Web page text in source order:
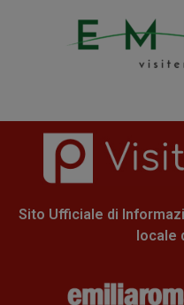
Sito Ufficiale di
locale